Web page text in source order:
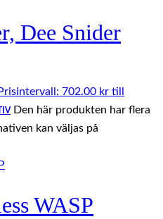
Dee Snider
702.00 kr till
Den här produkten har flera
kan väljas på
WASP